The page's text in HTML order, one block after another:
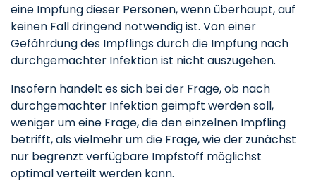
eine Impfung dieser Personen, wenn überhaupt, auf
keinen Fall dringend notwendig ist. Von einer
Gefährdung des Impflings durch die Impfung nach
durchgemachter Infektion ist nicht auszugehen.
Insofern handelt es sich bei der Frage, ob nach
durchgemachter Infektion geimpft werden soll,
weniger um eine Frage, die den einzelnen Impfling
betrifft, als vielmehr um die Frage, wie der zunächst
nur begrenzt verfügbare Impfstoff möglichst
optimal verteilt werden kann.